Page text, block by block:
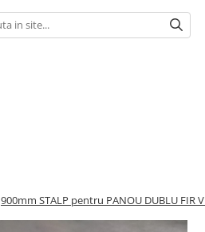
900mm STALP pentru PANOU DUBLU FIR